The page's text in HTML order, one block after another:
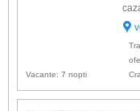
Vacante: 7 nopti